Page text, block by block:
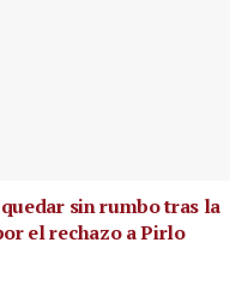
sin rumbo tras la
el rechazo a Pirlo